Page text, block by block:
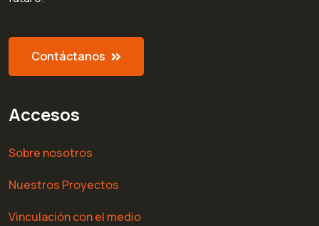
Contáctanos
Accesos
Sobre nosotros
Nuestros Proyectos
Vinculación con el medio